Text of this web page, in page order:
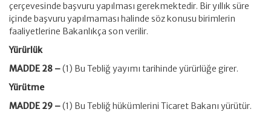
çerçevesinde başvuru yapılması gerekmektedir. Bir yıllık süre
içinde başvuru yapılmaması halinde söz konusu birimlerin
faaliyetlerine Bakanlıkça son verilir.
Yürürlük
MADDE 28 –(1) Bu Tebliğ yayımı tarihinde yürürlüğe girer.
Yürütme
MADDE 29 –(1) Bu Tebliğ hükümlerini Ticaret Bakanı yürütür.